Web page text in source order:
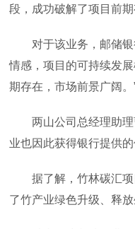
段，成功破解了项目前期
对于该业务，邮储银
情感，项目的可持续发
期存在，市场前景广阔。
两山公司总经理助理
业也因此获得银行提供
据了解，竹林碳汇项
了竹产业绿色升级、释